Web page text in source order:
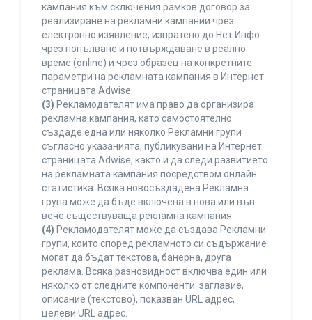
кампания към сключения рамков договор за
реализиране на рекламни кампании чрез
електронно изявление, изпратено до Нет Инфо
чрез попълване и потвърждаване в реално
време (online) и чрез образец на конкретните
параметри на рекламната кампания в Интернет
страницата Adwise.
(3) Рекламодателят има право да организира
рекламна кампания, като самостоятелно
създаде една или няколко Рекламни групи
съгласно указанията, публикувани на Интернет
страницата Adwise, както и да следи развитието
на рекламната кампания посредством онлайн
статистика. Всяка новосъздадена Рекламна
група може да бъде включена в нова или във
вече съществуваща рекламна кампания.
(4) Рекламодателят може да създава Рекламни
групи, които според рекламното си съдържание
могат да бъдат текстова, банерна, друга
реклама. Всяка разновидност включва един или
няколко от следните компоненти: заглавие,
описание (текстово), показван URL адрес,
целеви URL адрес.